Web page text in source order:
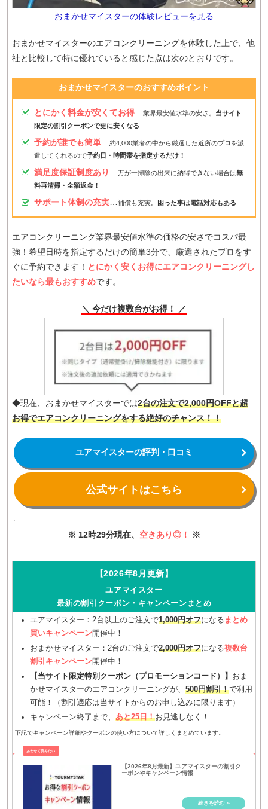
おまかせマイスターの体験レビューを見る
おまかせマイスターのエアコンクリーニングを体験した上で、他
社と比較して特に優れていると感じた点は次のとおりです。
おまかせマイスターのおすすめポイント
とにかく料金が安くてお得… 業界最安値水準の安さ。 当サイト
限定の割引クーポンで更に安くなる
予約が誰でも簡単…
約4,000業者の中から厳選した近所のプロを派
遣してくれるので予約日・時間帯を指定するだけ！
満足度保証制度あり …万が一掃除の出来に納得できない場合は無
料再清掃・全額返金！
サポート体制の充実…補償も充実。 困った事は電話対応もある
エアコンクリーニング業界最安値水準の価格の安さでコスパ最
強！希望日時を指定するだけの簡単3分で、厳選されたプロをす
ぐに予約できます！ とにかく安くお得にエアコンクリーニングし
たいなら最もおすすめです。
＼ 今だけ複数台がお得！ ／
◆現在、おまかせマイスターでは2台の注文で2,000円OFFと超
お得でエアコンクリーニングをする絶好のチャンス！！
ユアマイスターの評判・口コミ
公式サイトはこちら
※ 12時29分現在、 空きあり◎！ ※
【2026年8月更新】
ユアマイスター
最新の割引クーポン・キャンペーンまとめ
ユアマイスター：2台以上のご注文で1,000円オフになる まとめ
買いキャンペーン開催中！
おまかせマイスター：2台のご注文で2,000円オフになる複数台
割引キャンペーン開催中！
【当サイト限定特別クーポン（プロモーションコード）】
おま
かせマイスターのエアコンクリーニングが、 500円割引！で利用
可能！（割引適応は当サイトからのお申し込みに限ります）
キャンペーン終了まで、 あと25日！お見逃しなく！
下記でキャンペーン詳細やクーポンの使い方について詳しくまとめています。
【2026年8月最新】ユアマイスターの割引ク
ーポンやキャンペーン情報